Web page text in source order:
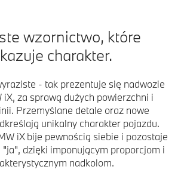
wzornictwo, które
charakter.
- tak prezentuje się nadwozie
iX, za sprawą dużych powierzchni i
Przemyślane detale oraz nowe
unikalny charakter pojazdu.
iX bije pewnością siebie i pozostaje
dzięki imponującym proporcjom i
nadkolom.